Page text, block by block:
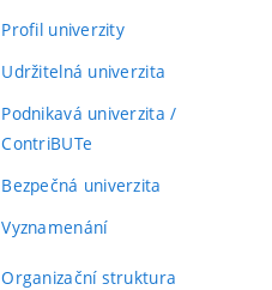
Profil univerzity
Udržitelná univerzita
Podnikavá univerzita /
ContriBUTe
Bezpečná univerzita
Vyznamenání
Organizační struktura